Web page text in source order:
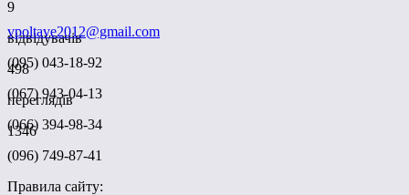
9
відвідувачів
498
переглядів
1346
vpoltave2012@gmail.com
(095) 043-18-92
(067) 943-04-13
(066) 394-98-34
(096) 749-87-41
Правила сайту: